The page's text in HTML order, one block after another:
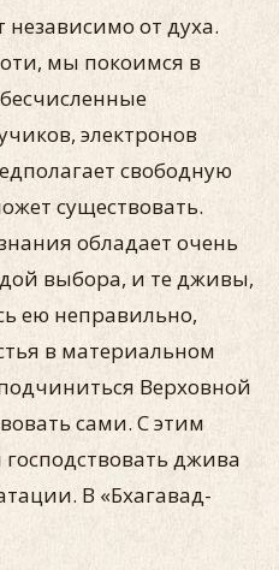
от духа.
мы покоимся в
электронов
свободную
существовать.
обладает очень
выбора, и те дживы,
ею неправильно,
в материальном
Верховной
сами. С этим
джива
В «Бхагавад-